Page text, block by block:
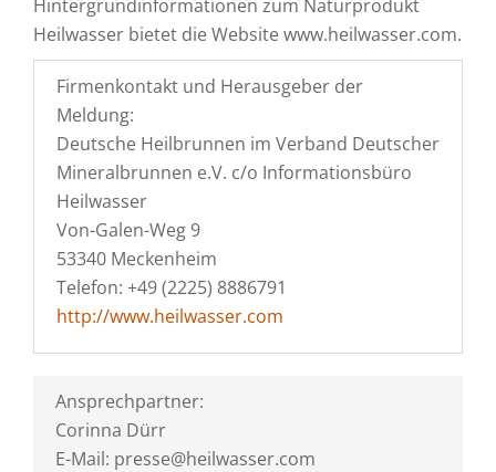
Hintergrundinformationen zum Naturprodukt
Heilwasser bietet die Website www.heilwasser.com.
Firmenkontakt und Herausgeber der
Meldung:
Deutsche Heilbrunnen im Verband Deutscher
Mineralbrunnen e.V. c/o Informationsbüro
Heilwasser
Von-Galen-Weg 9
53340 Meckenheim
Telefon: +49 (2225) 8886791
http://www.heilwasser.com
Ansprechpartner:
Corinna Dürr
E-Mail: presse@heilwasser.com